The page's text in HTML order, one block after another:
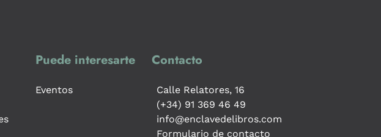
Puede interesarte
Eventos
Contacto
Calle Relatores, 16
(+34) 91 369 46 49
info@enclavedelibros.com
Formulario de contacto